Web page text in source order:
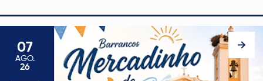
07
AGO.
26